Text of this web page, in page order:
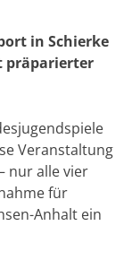
in Schierke
präparierter
Veranstaltung
nur alle vier
für
Anhalt ein